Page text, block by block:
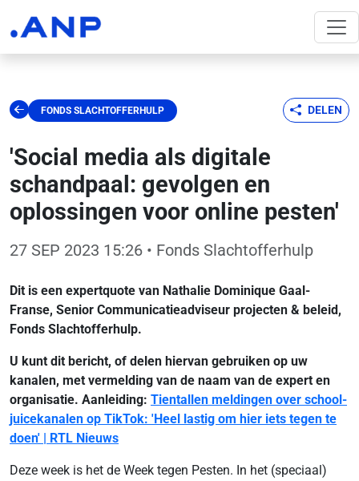
FONDS SLACHTOFFERHULP DELEN
'Social media als digitale
schandpaal: gevolgen en
oplossingen voor online pesten'
27 SEP 2023 15:26 • Fonds Slachtofferhulp
Dit is een expertquote van Nathalie Dominique Gaal-
Franse, Senior Communicatieadviseur projecten & beleid,
Fonds Slachtofferhulp.
U kunt dit bericht, of delen hiervan gebruiken op uw
kanalen, met vermelding van de naam van de expert en
organisatie. Aanleiding: Tientallen meldingen over school-
juicekanalen op TikTok: 'Heel lastig om hier iets tegen te
doen' | RTL Nieuws
Deze week is het de Week tegen Pesten. In het (speciaal)